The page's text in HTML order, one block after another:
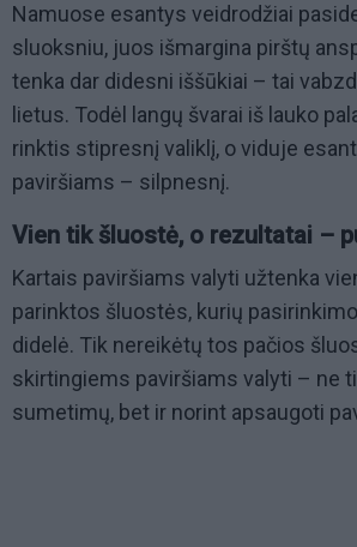
Namuose esantys veidrodžiai
sluoksniu, juos išmargina pirštų
tenka dar didesni iššūkiai – tai
lietus. Todėl langų švarai iš lauko
rinktis stipresnį valiklį, o viduje
paviršiams – silpnesnį.
Vien tik šluostė, o rezultatai –
Kartais paviršiams valyti užtenka
parinktos šluostės, kurių
didelė. Tik nereikėtų tos pačios
skirtingiems paviršiams valyti – ne
sumetimų, bet ir norint apsaugoti